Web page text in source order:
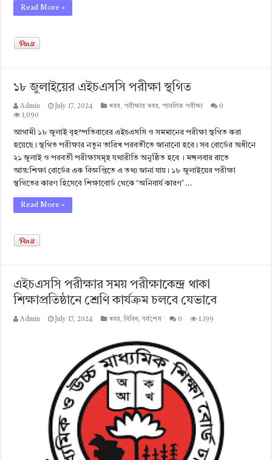
Read More »
১৮ জুলাইয়ের এইচএসসি পরীক্ষা স্থগিত
Admin July 17, 2024 খবর,পরীক্ষার খবর,পাবলিক পরীক্ষা
0
1,090
আগামী ১৮ জুলাই বৃহস্পতিবারের এইচএসসি ও সমমানের পরীক্ষা স্থগিত করা
হয়েছে। স্থগিত পরীক্ষার নতুন তারিখ পরবর্তীতে জানানো হবে। সব বোর্ডের অধীনে
২১ জুলাই ও পরবর্তী পরীক্ষাসমূহ যথারীতি অনুষ্ঠিত হবে । মঙ্গলবার রাতে
আন্ত:শিক্ষা বোর্ডের এক বিজ্ঞপ্তিতে এ তথ্য জানা যায়। ১৮ জুলাইয়ের পরীক্ষা
স্থগিতের কারণ হিসেবে শিক্ষাবোর্ড থেকে ‘অনিবার্য কারণ’ …
Read More »
এইচএসসি পরীক্ষার সময় পরীক্ষাকেন্দ্র থাকা
শিক্ষাপ্রতিষ্ঠানে শ্রেণি কার্যক্রম চলবে যেভাবে
Admin July 17, 2024 খবর,বিবিধ,সর্বশেষ 0 1,199